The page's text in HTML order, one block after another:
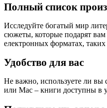
Полный список
Исследуйте богатый мир
сюжеты, которые подарят
електронных форматах,
Удобство для вас
Не важно, используете ли
или Mac – книги доступны в